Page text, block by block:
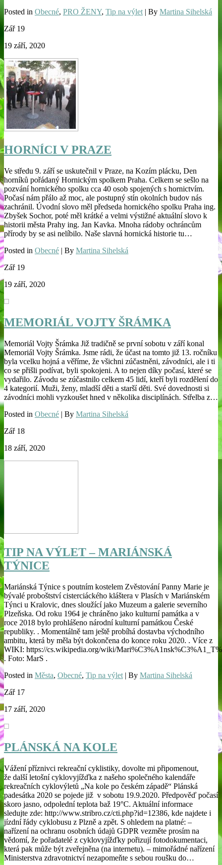
Posted in Obecné, PRO ŽENY, Tip na výlet | By Martina Sihelská
Zář 19
19 září, 2020
HORNÍCI V PRAZE
Ve středu 9. září se uskutečnil v Praze, na Kozím plácku, Den
horníků pořádaný Hornickým spolkem Praha. Celkem se sešlo na
pozvání hornického spolku cca 40 osob spojených s hornictvím.
Počasí nám přálo až moc, ale postupný stín okolních budov nás
zachránil. Úvodní slovo měl předseda hornického spolku Praha ing.
Zbyšek Sochor, poté měl krátké a velmi výstižné aktuální slovo k
historii města Prahy ing. Jan Kavka. Mnoha rádoby ochráncům
přírody by se asi nelíbilo. Naše slavná hornická historie tu…
Posted in Obecné | By Martina Sihelská
Zář 19
19 září, 2020
MEMORIÁL VOJTY ŠRÁMKA
Memoriál Vojty Šrámka Již tradičně se první sobotu v září konal
Memoriál Vojty Šrámka. Jsme rádi, že účast na tomto již 13. ročníku
byla vcelku hojná a věříme, že všichni zúčastněni, závodníci, ale i ti
co se přišli podívat, byli spokojeni. A to nejen díky počasí, které se
vydařilo. Závodu se zúčastnilo celkem 45 lidí, kteří byli rozdělení do
4 kategorií. Muži, ženy, mladší děti a starší děti. Své dovednosti si
závodníci mohli vyzkoušet hned v několika disciplínách. Střelba z…
Posted in Obecné | By Martina Sihelská
Zář 18
18 září, 2020
TIP NA VÝLET – MARIÁNSKÁ
TÝNICE
Mariánská Týnice s poutním kostelem Zvěstování Panny Marie je
bývalé proboštství cisterciáckého kláštera v Plasích v Mariánském
Týnci u Kralovic, dnes sloužící jako Muzeum a galerie severního
Plzeňska. Od roku 1964 je chráněno jako kulturní památka a v
roce 2018 bylo prohlášeno národní kulturní památkou České
republiky. . Momentálně tam ještě probíhá dostavba východního
ambitu, která by měla být dokončena do konce roku 2020. . Více z
WIKI: https://cs.wikipedia.org/wiki/
. Foto: MarS .
Posted in Města, Obecné, Tip na výlet | By Martina Sihelská
Zář 17
17 září, 2020
PLÁNSKÁ NA KOLE
Vážení příznivci rekreační cyklistiky, dovolte mi připomenout,
že další letošní cyklovyjížďka z našeho společného kalendáře
rekreačních cyklovýletů „Na kole po českém západě“ Plánská
padesátka 2020 se pojede již v sobotu 19.9.2020. Předpověď počasí
skoro jasno, odpolední teplota baž 19°C. Aktuální informace
sledujte zde: http://www.stribro.cz/cti.php?id=12386, kde najdete i
jízdní řády cyklobusu z Plzně a zpět. S ohledem na platné: –
nařízení na ochranu osobních údajů GDPR vezměte prosím na
vědomí, že pořadatelé z cyklovyjížďky pořizují fotodokumentaci,
která pak může být zveřejněna (na internetu). – mimořádné nařízení
Ministerstva zdravotnictví nezapomeňte s sebou roušku do…